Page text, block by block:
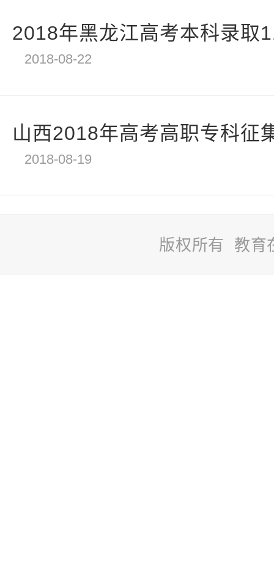
2018年黑龙江高考本科录取
2018-08-22
山西2018年高考高职专科征
2018-08-19
版权所有 教育